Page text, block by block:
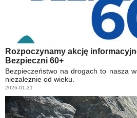
Rozpoczynamy akcję
Bezpieczni 60+
Bezpieczeństwo na drogach to nasza
niezależnie od wieku.
2026-01-31